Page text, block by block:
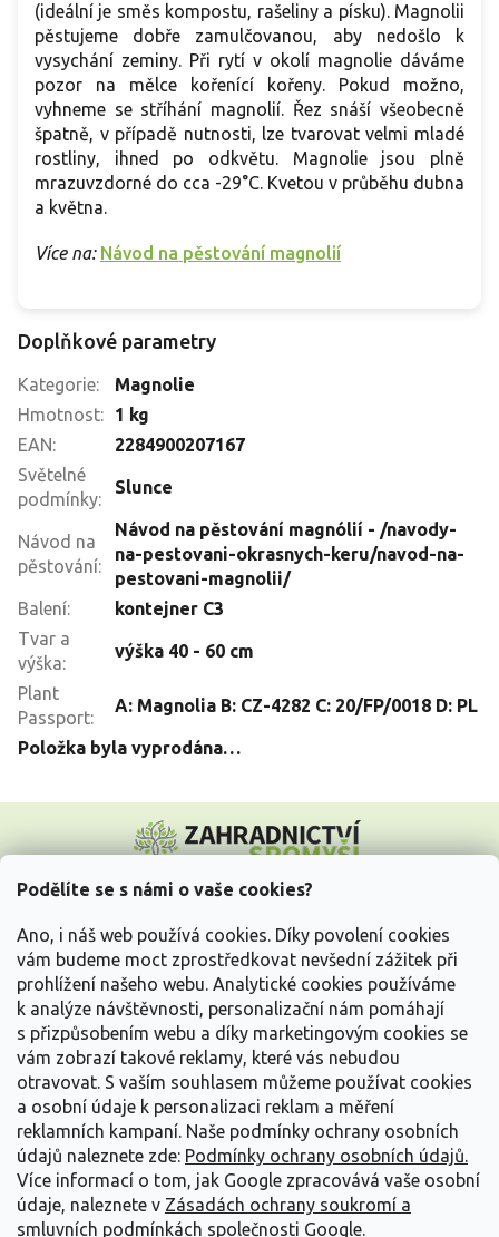
Podělíte se s námi o vaše cookies?
Ano, i náš web používá cookies. Díky povolení cookies
vám budeme moct zprostředkovat nevšední zážitek při
prohlížení našeho webu. Analytické cookies používáme
k analýze návštěvnosti, personalizační nám pomáhají
s přizpůsobením webu a díky marketingovým cookies se
vám zobrazí takové reklamy, které vás nebudou
otravovat. S vaším souhlasem můžeme používat cookies
a osobní údaje k personalizaci reklam a měření
reklamních kampaní. Naše podmínky ochrany osobních
údajů naleznete zde: Podmínky ochrany osobních údajů.
Více informací o tom, jak Google zpracovává vaše osobní
údaje, naleznete v Zásadách ochrany soukromí a
smluvních podmínkách společnosti Google.
(ideální je směs kompostu, rašeliny a písku). Magnolii
pěstujeme dobře zamulčovanou, aby nedošlo k
vysychání zeminy. Při rytí v okolí magnolie dáváme
pozor na mělce kořenící kořeny. Pokud možno,
vyhneme se stříhání magnolií. Řez snáší všeobecně
špatně, v případě nutnosti, lze tvarovat velmi mladé
rostliny, ihned po odkvětu. Magnolie jsou plně
mrazuvzdorné do cca -29°C. Kvetou v průběhu dubna
a května.
Více na: Návod na pěstování magnolií
Doplňkové parametry
Kategorie:
Magnolie
Hmotnost:
1 kg
EAN:
2284900207167
Světelné
podmínky:
Slunce
Návod na
pěstování:
Návod na pěstování magnólií - /navody-
na-pestovani-okrasnych-keru/navod-na-
pestovani-magnolii/
Balení:
kontejner C3
Tvar a
výška:
výška 40 - 60 cm
Plant
Passport:
A: Magnolia B: CZ-4282 C: 20/FP/0018 D: PL
Položka byla vyprodána…
p
Vše o nákupu
Informace pro Vás
Kontakujte nás